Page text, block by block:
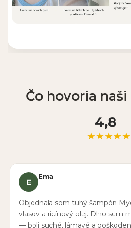
Čo hovoria
4,8
★★★★★
E
Ema
Objednala som tuhý šampón
vlasov a ricínový olej. Dlho som
— boli suché, lámavé a